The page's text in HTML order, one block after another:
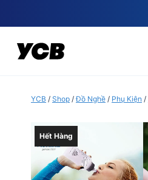
to
content
YCB / Shop /Đồ Nghề / Phụ Kiện /
Hết Hàng